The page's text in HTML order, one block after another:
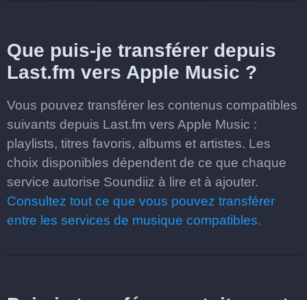
Que puis-je transférer depuis
Last.fm vers Apple Music ?
Vous pouvez transférer les contenus compatibles
suivants depuis Last.fm vers Apple Music :
playlists, titres favoris, albums et artistes. Les
choix disponibles dépendent de ce que chaque
service autorise Soundiiz à lire et à ajouter.
Consultez tout ce que vous pouvez transférer
entre les services de musique compatibles.